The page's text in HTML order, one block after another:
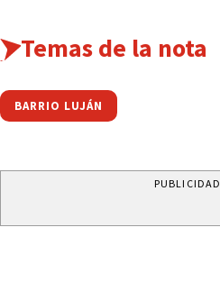
Temas de la nota
BARRIO LUJÁN
PUBLICIDAD